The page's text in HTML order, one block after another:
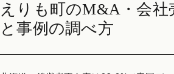
えりも町のM&A・会社
と事例の調べ方